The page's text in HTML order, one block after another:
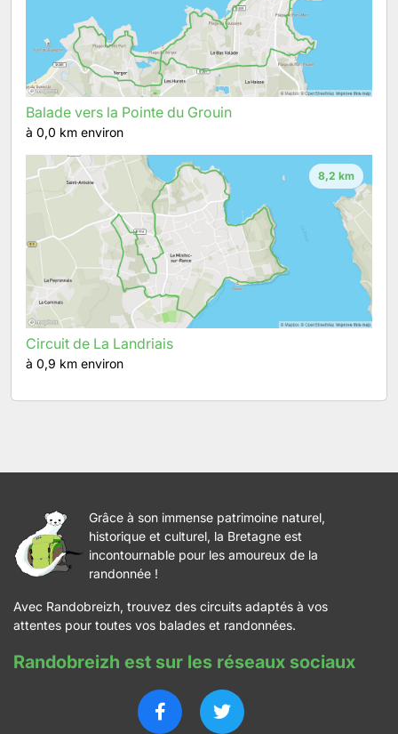
Balade vers la Pointe du Grouin
à 0,0 km environ
8,2 km
Circuit de La Landriais
à 0,9 km environ
Grâce à son immense patrimoine naturel,
historique et culturel, la Bretagne est
incontournable pour les amoureux de la
randonnée !
Avec Randobreizh, trouvez des circuits adaptés à vos
attentes pour toutes vos balades et randonnées.
Randobreizh est sur les réseaux sociaux